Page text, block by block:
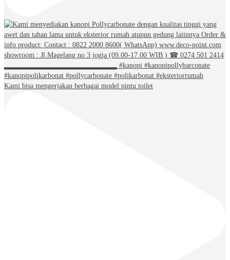
Kami bisa mengerjakan berbagai model pintu toilet